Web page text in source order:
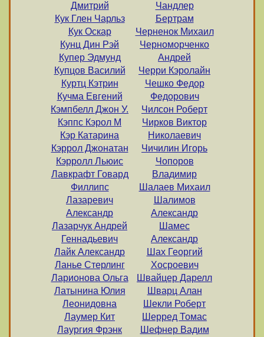
Дмитрий
Кук Глен Чарльз
Кук Оскар
Кунц Дин Рэй
Купер Эдмунд
Купцов Василий
Куртц Кэтрин
Кучма Евгений
Кэмпбелл Джон У.
Кэппс Кэрол М
Кэр Катарина
Кэррол Джонатан
Кэрролл Льюис
Лавкрафт Говард
Филлипс
Лазаревич
Александр
Лазарчук Андрей
Геннадьевич
Лайк Александр
Ланье Стерлинг
Ларионова Ольга
Латынина Юлия
Леонидовна
Лаумер Кит
Лаургия Фрэнк
Чандлер
Бертрам
Черненок Михаил
Черноморченко
Андрей
Черри Кэролайн
Чешко Федор
Федорович
Чилсон Роберт
Чирков Виктор
Николаевич
Чичилин Игорь
Чопоров
Владимир
Шалаев Михаил
Шалимов
Александр
Шамес
Александр
Шах Георгий
Хосроевич
Швайцер Дарелл
Шварц Алан
Шекли Роберт
Шерред Томас
Шефнер Вадим